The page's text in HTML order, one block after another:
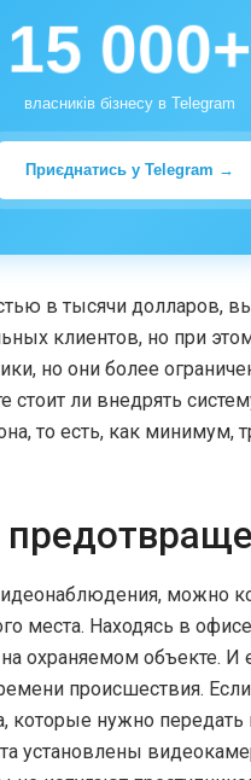
15 000+
власників бізнесу в Telegram
Приєднатись у Telegram →
в тысячи долларов, вы
клиентов, но при
но они более
ли внедрять
то есть, как
можно
места. Находясь в
охраняемом объекте.
происшествия.
которые нужно
установлены